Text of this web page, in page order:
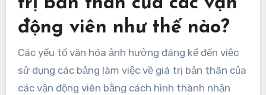
động viên như thế nào?
Các yếu tố văn hóa ảnh hưởng đáng kể đến việc
sử dụng các bảng làm việc về giá trị bản thân của
các vận động viên bằng cách hình thành nhận